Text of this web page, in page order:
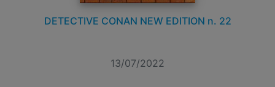
DETECTIVE CONAN NEW EDITION n. 22
13/07/2022